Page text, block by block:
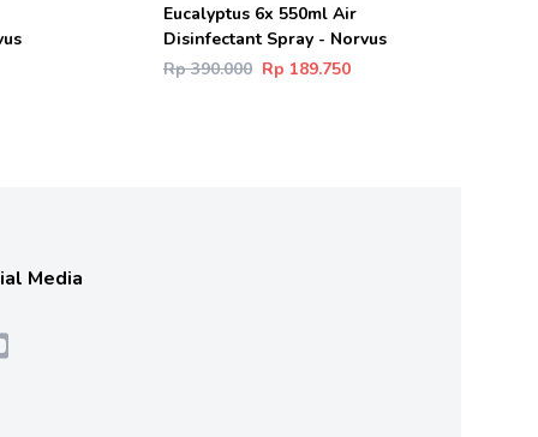
Eucalyptus 6x 550ml Air
Disinfectant Spray - Norvus
Rp 390.000 Rp 189.750
Media